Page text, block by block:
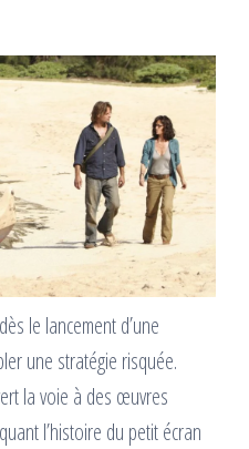
le lancement d’une
une stratégie risquée.
la voie à des œuvres
l’histoire du petit écran